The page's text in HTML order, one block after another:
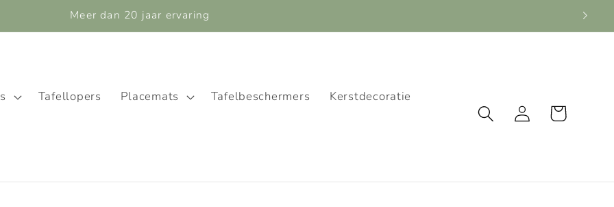
Meer dan 20 jaar ervaring
Tafellopers Placemats Tafelbeschermers Kerstdecoratie
Inloggen
Winkelwagen